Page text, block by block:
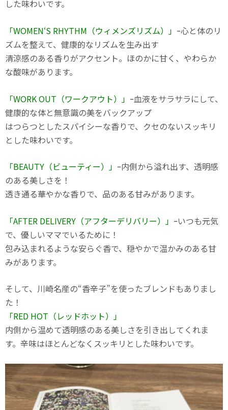
した味わいです。
「WOMEN‘S RHYTHM（ウィメンズリズム）」 ｰ心と体のリ
ズムを整えて、健康的なリズムを生み出す
清涼感のある香りがアクセント。ほのかに甘く、やわらか
な酸味があります。
「WORK OUT（ワークアウト）」 ｰ血液をサラサラにして、
健康的な体と無意識の美をバックアップ
はつらつとしたスパイシーな香りで、クセのないスッキリ
とした味わいです。
「BEAUTY（ビューティー）」 ｰ内側から溢れ出す、透明感
のある美しさを！
透き通る華やかな香りで、品のある甘みがあります。
「AFTER DELIVERY（アフターデリバリー）」 ｰいつも元気
で、優しいママでいるために！
包み込まれるような安らぐ香で、穏やかで温かみのある甘
みがあります。
そして、川崎名産の“香辛子”を使ったブレンドもありまし
た！
「RED HOT（レッドホット）」
内側から温めて透明感のある美しさを引き出してくれま
す。辛味はほとんどなくスッキリとした味わいです。